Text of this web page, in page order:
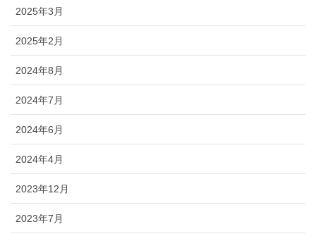
2025年3月
2025年2月
2024年8月
2024年7月
2024年6月
2024年4月
2023年12月
2023年7月